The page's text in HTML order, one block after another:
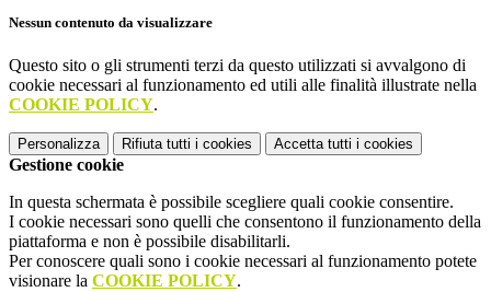
Nessun contenuto da visualizzare
Questo sito o gli strumenti terzi da questo utilizzati si avvalgono di
cookie necessari al funzionamento ed utili alle finalità illustrate nella
COOKIE POLICY.
Personalizza Rifiuta tutti i cookies Accetta tutti i cookies
Gestione cookie
In questa schermata è possibile scegliere quali cookie consentire.
I cookie necessari sono quelli che consentono il funzionamento della
piattaforma e non è possibile disabilitarli.
Per conoscere quali sono i cookie necessari al funzionamento potete
visionare la COOKIE POLICY.